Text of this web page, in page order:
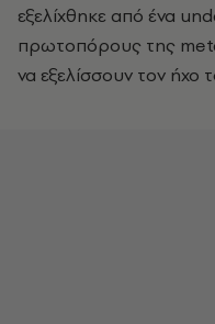
εξελίχθηκε από ένα
πρωτοπόρους της
να εξελίσσουν τον ήχο